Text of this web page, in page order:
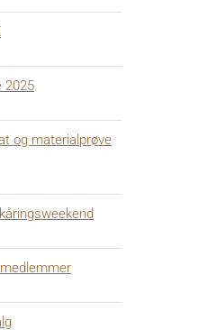
2025
og materialprøve